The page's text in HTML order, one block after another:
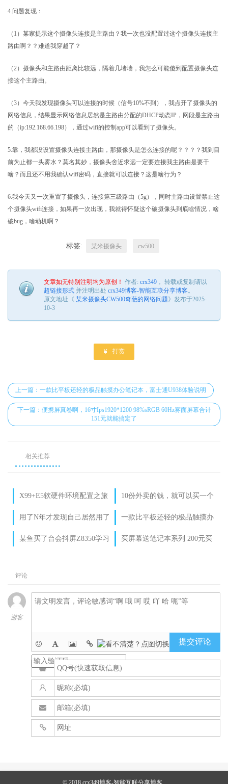
4.问题复现：
（1）某家提示这个摄像头连接是主路由？我一次也没配置过这个摄像头连接主
路由啊？？难道我穿越了？
（2）摄像头和主路由距离比较远，隔着几堵墙，我怎么可能傻到配置摄像头连
接这个主路由。
（3）今天我发现摄像头可以连接的时候（信号10%不到），我点开了摄像头的
网络信息，结果显示网络信息居然是主路由分配的DHCP动态IP，网段是主路由
的（ip:192.168.66.198），通过wifi的控制app可以看到了摄像头。
5.靠，我都没设置摄像头连接主路由，那摄像头是怎么连接的呢？？？？我到目
前为止都一头雾水？莫名其妙，摄像头舍近求远一定要连接我主路由是要干
啥？而且还不用我确认wifi密码，直接就可以连接？这是啥行为？
6.我今天又一次重置了摄像头，连接第三级路由（5g），同时主路由设置禁止这
个摄像头wifi连接，如果再一次出现，我就得怀疑这个破摄像头到底啥情况，啥
破bug，啥动机啊？
标签: 某米摄像头 cw500
文章如无特别注明均为原创！ 作者: crx349 ， 转载或复制请以
超链接形式 并注明出处 crx349博客-智能互联分享博客。
原文地址《 某米摄像头CW500奇葩的网络问题》发布于2025-
10-3
 打赏
上一篇：一款比平板还轻的极品触摸办公笔记本，富士通U938体验说明
下一篇：便携屏真卷啊，16寸Ips1920*1200 98%sRGB 60Hz雾面屏幕合计
151元就能搞定了
相关推荐
X99+E5软硬件环境配置之旅
10份外卖的钱，就可以买一个
平时应应急，出差处理下事务，
而且还能升级固态硬盘的平
板
用了N年才发现自己居然用了
一款比平板还轻的极品触摸办
公笔记本，富士通U938体验说
明
某鱼买了台会抖屏Z8350学习
买屏幕送笔记本系列 200元买
评论
游客
提交评论
© 2018 crx349博客-智能互联分享博客